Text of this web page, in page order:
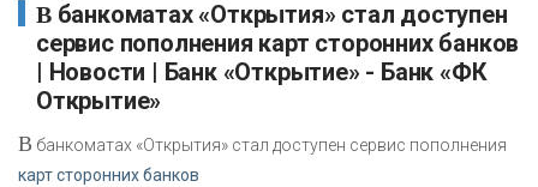
В банкоматах «Открытия» стал доступен
сервис пополнения карт сторонних банков
| Новости | Банк «Открытие» - Банк «ФК
Открытие»
В банкоматах «Открытия» стал доступен сервис пополнения
карт сторонних банков